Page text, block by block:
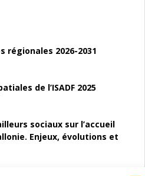
régionales 2026-2031
de l’ISADF 2025
sociaux sur l’accueil
Enjeux, évolutions et